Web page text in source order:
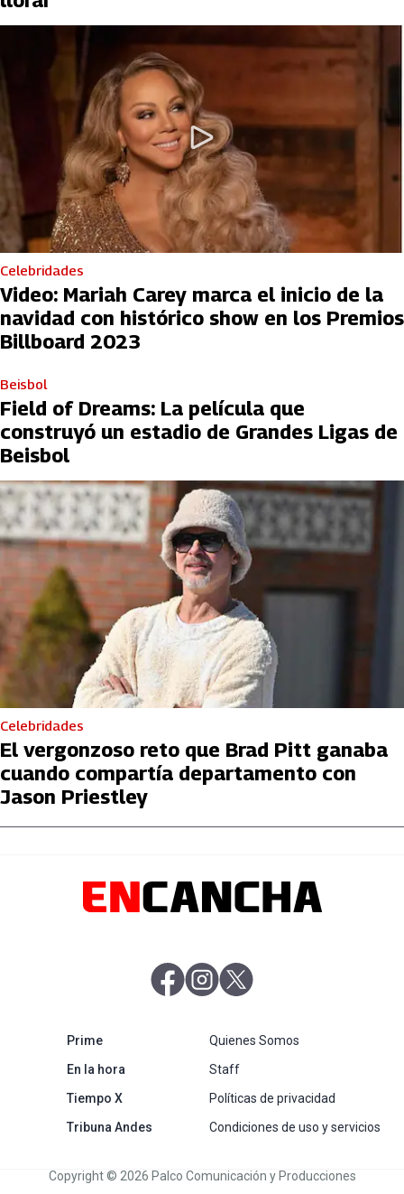
Celebridades
Video: Mariah Carey marca el inicio de la
navidad con histórico show en los Premios
Billboard 2023
Beisbol
Field of Dreams: La película que
construyó un estadio de Grandes Ligas de
Beisbol
Celebridades
El vergonzoso reto que Brad Pitt ganaba
cuando compartía departamento con
Jason Priestley
abre en nueva pestaña
abre en nueva pestaña
Primeabre en nueva pestaña
En la horaabre en nueva pestaña
Tiempo Xabre en nueva pestaña
Tribuna Andesabre en nueva pestaña
Quienes Somos
Staff
Políticas de privacidad
Condiciones de uso y servicios
Copyright © 2026 Palco Comunicación y Producciones